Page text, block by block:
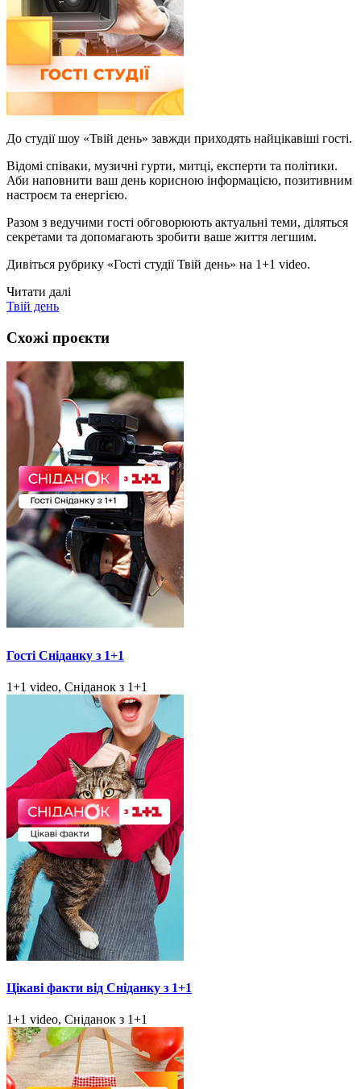
До студії шоу «Твій день» завжди приходять найцікавіші гості.
Відомі співаки, музичні гурти, митці, експерти та політики.
Аби наповнити ваш день корисною інформацією, позитивним
настроєм та енергією.
Разом з ведучими гості обговорюють актуальні теми, діляться
секретами та допомагають зробити ваше життя легшим.
Дивіться рубрику «Гості студії Твій день» на 1+1 video.
Читати далі
Твій день
Схожі проєкти
Гості Сніданку з 1+1
1+1 video, Сніданок з 1+1
Цікаві факти від Сніданку з 1+1
1+1 video, Сніданок з 1+1